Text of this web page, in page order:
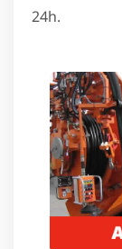
24h.